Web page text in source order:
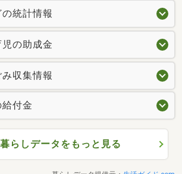
統計情報
の助成金
収集情報
付金
らしデータをもっと見る